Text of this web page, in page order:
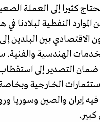
تحتاج كثيرا إلى العملة
النفطية لبلادنا في
الاقتصادي بين البلدين
الهندسية
التصدير إلى
الخارجية
إيران والصين وسوريا
كبير.